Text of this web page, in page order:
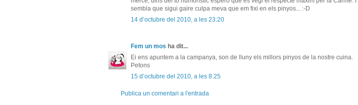
sembla que sigui gaire culpa meva que em fixi en els pinyos... :-D
14 d’octubre del 2010, a les 23:20
Fem un mos ha dit...
Ei ens apuntem a la campanya, son de lluny els millors pinyos de la nostre cuina.
Petons
15 d’octubre del 2010, a les 8:25
Publica un comentari a l'entrada